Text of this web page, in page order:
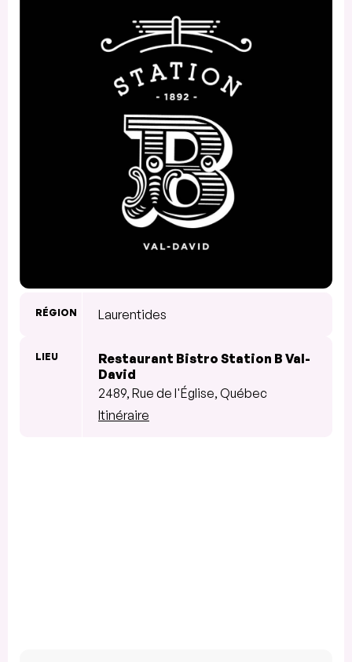
RÉGION Laurentides
LIEU
Restaurant Bistro Station B Val-
David
2489, Rue de l'Église, Québec
Itinéraire